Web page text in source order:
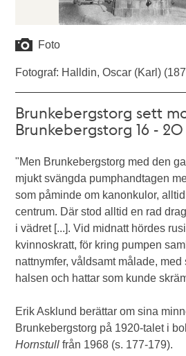
Foto
Fotograf: Halldin, Oscar (Karl)
Brunkebergstorg sett
Brunkebergstorg 16 - 20
"Men Brunkebergstorg med den
mjukt svängda pumphandtagen
som påminde om kanonkulor,
centrum. Där stod alltid en rad
i vädret [...]. Vid midnatt hördes
kvinnoskratt, för kring pumpen
nattnymfer, våldsamt målade,
halsen och hattar som kunde
Erik Asklund berättar om sina
Brunkebergstorg på 1920-talet i
Hornstull från 1968 (s. 177-179).